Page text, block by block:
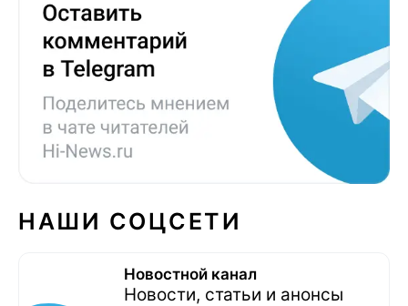
НАШИ СОЦСЕТИ
Новостной канал
Новости, статьи и анонсы